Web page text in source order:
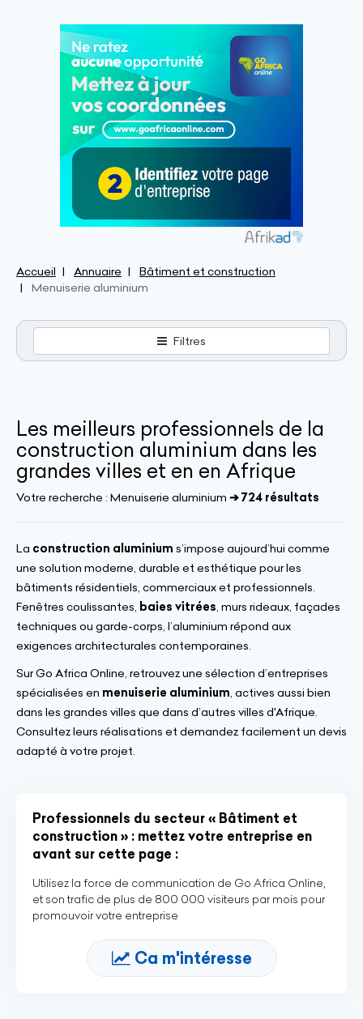
Accueil Annuaire
Bâtiment et construction
Menuiserie aluminium
Filtres
Les meilleurs professionnels de la
construction aluminium dans les
grandes villes et en en Afrique
Votre recherche : Menuiserie aluminium ➔ 724 résultats
La construction aluminium s’impose aujourd’hui comme
une solution moderne, durable et esthétique pour les
bâtiments résidentiels, commerciaux et professionnels.
Fenêtres coulissantes, baies vitrées, murs rideaux, façades
techniques ou garde-corps, l’aluminium répond aux
exigences architecturales contemporaines.
Sur Go Africa Online, retrouvez une sélection d’entreprises
spécialisées en menuiserie aluminium, actives aussi bien
dans les grandes villes que dans d’autres villes d'Afrique.
Consultez leurs réalisations et demandez facilement un devis
adapté à votre projet.
Professionnels du secteur « Bâtiment et
construction » : mettez votre entreprise en
avant sur cette page :
Utilisez la force de communication de Go Africa Online,
et son trafic de plus de 800 000 visiteurs par mois pour
promouvoir votre entreprise
Ca m'intéresse